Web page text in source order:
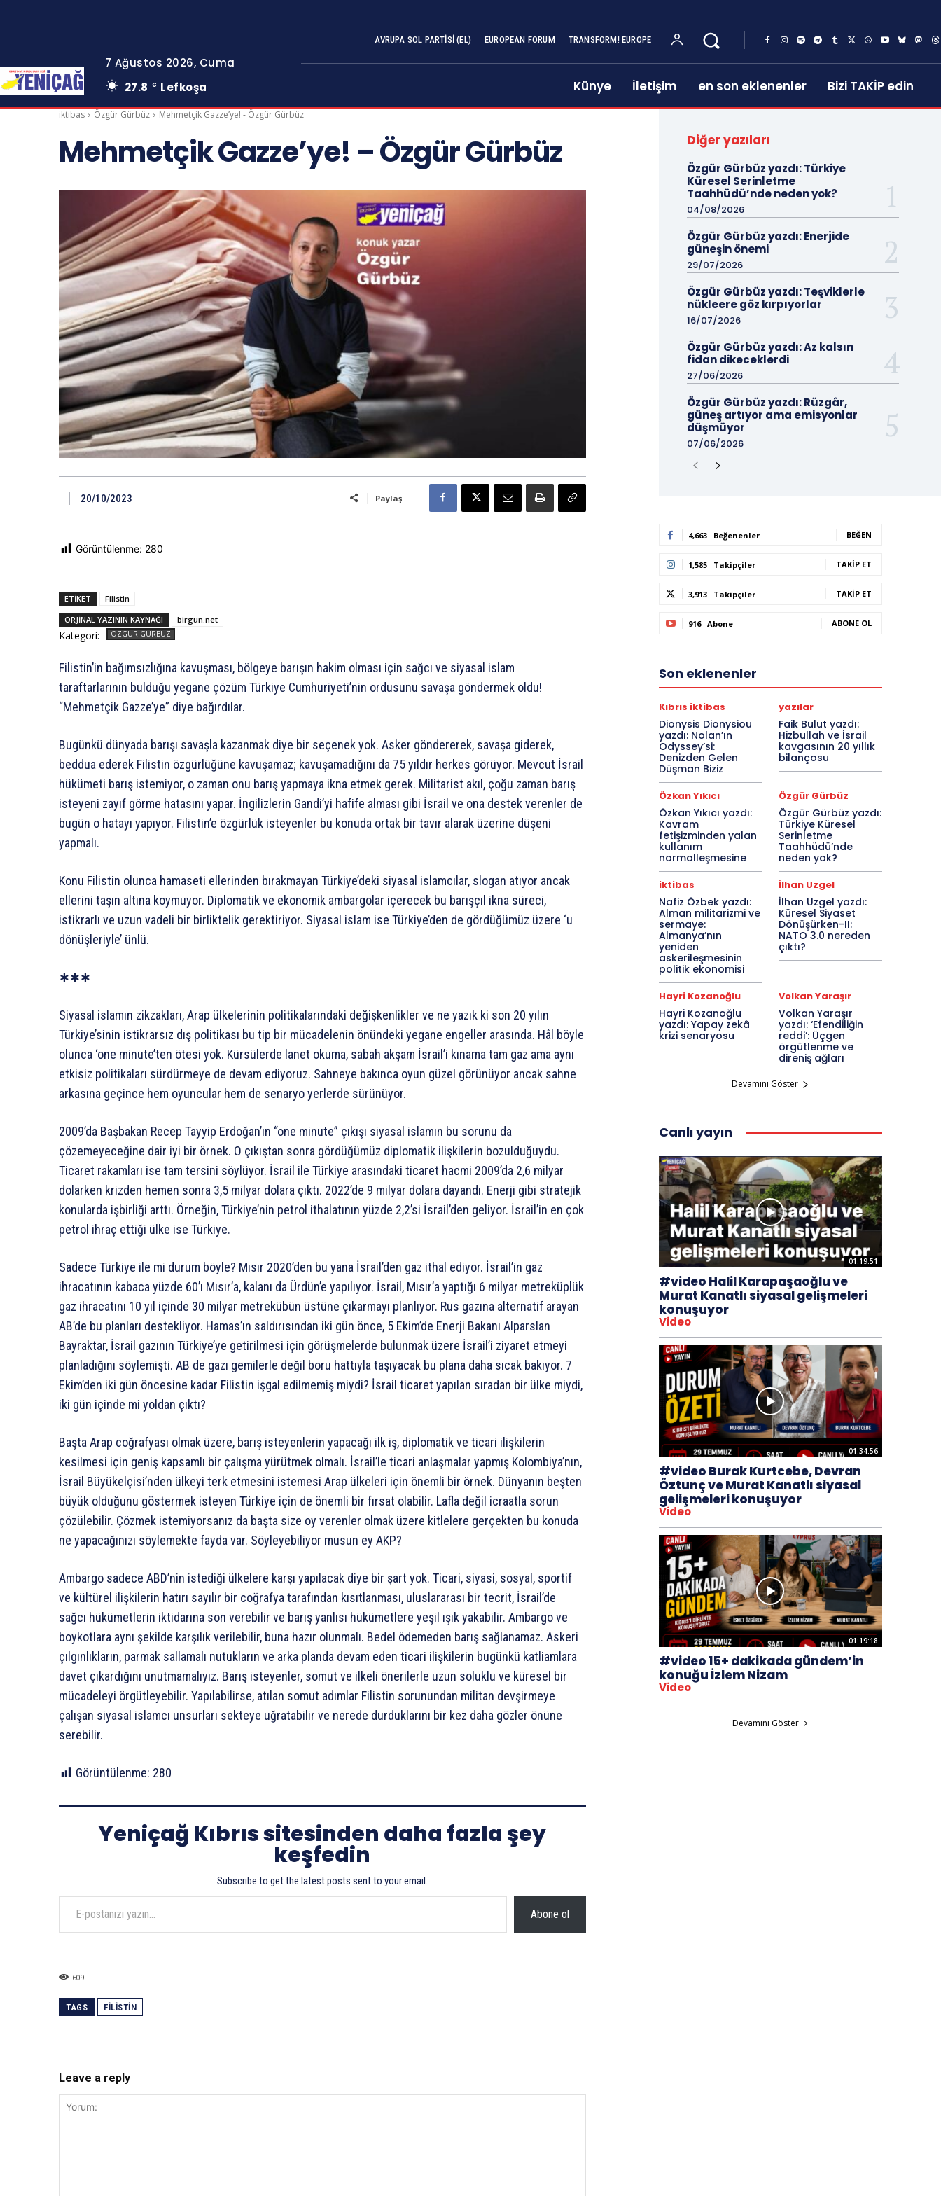
7 Ağustos 2026, Cuma
27.8
C Lefkoşa
AVRUPA SOL PARTISI (EL) EUROPEAN FORUM TRANSFORM! EUROPE
Künye İletişim en son eklenenler Bizi TAKİP edin
iktibas Özgür Gürbüz Mehmetçik Gazze’ye! - Özgür Gürbüz
Mehmetçik Gazze’ye! – Özgür Gürbüz
20/10/2023 Paylaş
Görüntülenme: 280
ETIKET
Filistin
ORJINAL YAZININ KAYNAĞI
birgun.net
Kategori: ÖZGÜR GÜRBÜZ
Filistin’in bağımsızlığına kavuşması, bölgeye barışın hakim olması için sağcı ve siyasal islam
taraftarlarının bulduğu yegane çözüm Türkiye Cumhuriyeti’nin ordusunu savaşa göndermek oldu!
“Mehmetçik Gazze’ye” diye bağırdılar.
Bugünkü dünyada barışı savaşla kazanmak diye bir seçenek yok. Asker göndererek, savaşa giderek,
beddua ederek Filistin özgürlüğüne kavuşamaz; kavuşamadığını da 75 yıldır herkes görüyor. Mevcut İsrail
hükümeti barış istemiyor, o zaman onu barış yapmaya ikna etmek gerek. Militarist akıl, çoğu zaman barış
isteyeni zayıf görme hatasını yapar. İngilizlerin Gandi’yi hafife alması gibi İsrail ve ona destek verenler de
bugün o hatayı yapıyor. Filistin’e özgürlük isteyenler bu konuda ortak bir tavır alarak üzerine düşeni
yapmalı.
Konu Filistin olunca hamaseti ellerinden bırakmayan Türkiye’deki siyasal islamcılar, slogan atıyor ancak
ellerini taşın altına koymuyor. Diplomatik ve ekonomik ambargolar içerecek bu barışçıl ikna süreci,
istikrarlı ve uzun vadeli bir birliktelik gerektiriyor. Siyasal islam ise Türkiye’den de gördüğümüz üzere ‘u
dönüşleriyle’ ünlü.
∗∗∗
Siyasal islamın zikzakları, Arap ülkelerinin politikalarındaki değişkenlikler ve ne yazık ki son 20 yılın
Türkiye’sinin istikrarsız dış politikası bu tip bir mücadelenin önündeki yegane engeller arasında. Hâl böyle
olunca ‘one minute’ten ötesi yok. Kürsülerde lanet okuma, sabah akşam İsrail’i kınama tam gaz ama aynı
etkisiz politikaları sürdürmeye de devam ediyoruz. Sahneye bakınca oyun güzel görünüyor ancak sahne
arkasına geçince hem oyuncular hem de senaryo yerlerde sürünüyor.
2009’da Başbakan Recep Tayyip Erdoğan’ın “one minute” çıkışı siyasal islamın bu sorunu da
çözemeyeceğine dair iyi bir örnek. O çıkıştan sonra gördüğümüz diplomatik ilişkilerin bozulduğuydu.
Ticaret rakamları ise tam tersini söylüyor. İsrail ile Türkiye arasındaki ticaret hacmi 2009’da 2,6 milyar
dolarken krizden hemen sonra 3,5 milyar dolara çıktı. 2022’de 9 milyar dolara dayandı. Enerji gibi stratejik
konularda işbirliği arttı. Örneğin, Türkiye’nin petrol ithalatının yüzde 2,2’si İsrail’den geliyor. İsrail’in en çok
petrol ihraç ettiği ülke ise Türkiye.
Sadece Türkiye ile mi durum böyle? Mısır 2020’den bu yana İsrail’den gaz ithal ediyor. İsrail’in gaz
ihracatının kabaca yüzde 60’ı Mısır’a, kalanı da Ürdün’e yapılıyor. İsrail, Mısır’a yaptığı 6 milyar metreküplük
gaz ihracatını 10 yıl içinde 30 milyar metrekübün üstüne çıkarmayı planlıyor. Rus gazına alternatif arayan
AB’de bu planları destekliyor. Hamas’ın saldırısından iki gün önce, 5 Ekim’de Enerji Bakanı Alparslan
Bayraktar, İsrail gazının Türkiye’ye getirilmesi için görüşmelerde bulunmak üzere İsrail’i ziyaret etmeyi
planladığını söylemişti. AB de gazı gemilerle değil boru hattıyla taşıyacak bu plana daha sıcak bakıyor. 7
Ekim’den iki gün öncesine kadar Filistin işgal edilmemiş miydi? İsrail ticaret yapılan sıradan bir ülke miydi,
iki gün içinde mi yoldan çıktı?
Başta Arap coğrafyası olmak üzere, barış isteyenlerin yapacağı ilk iş, diplomatik ve ticari ilişkilerin
kesilmesi için geniş kapsamlı bir çalışma yürütmek olmalı. İsrail’le ticari anlaşmalar yapmış Kolombiya’nın,
İsrail Büyükelçisi’nden ülkeyi terk etmesini istemesi Arap ülkeleri için önemli bir örnek. Dünyanın beşten
büyük olduğunu göstermek isteyen Türkiye için de önemli bir fırsat olabilir. Lafla değil icraatla sorun
çözülebilir. Çözmek istemiyorsanız da başta size oy verenler olmak üzere kitlelere gerçekten bu konuda
ne yapacağınızı söylemekte fayda var. Söyleyebiliyor musun ey AKP?
Ambargo sadece ABD’nin istediği ülkelere karşı yapılacak diye bir şart yok. Ticari, siyasi, sosyal, sportif
ve kültürel ilişkilerin hatırı sayılır bir coğrafya tarafından kısıtlanması, uluslararası bir tecrit, İsrail’de
sağcı hükümetlerin iktidarına son verebilir ve barış yanlısı hükümetlere yeşil ışık yakabilir. Ambargo ve
boykotlara aynı şekilde karşılık verilebilir, buna hazır olunmalı. Bedel ödemeden barış sağlanamaz. Askeri
çılgınlıkların, parmak sallamalı nutukların ve arka planda devam eden ticari ilişkilerin bugünkü katliamlara
davet çıkardığını unutmamalıyız. Barış isteyenler, somut ve ilkeli önerilerle uzun soluklu ve küresel bir
mücadeleyi örgütleyebilir. Yapılabilirse, atılan somut adımlar Filistin sorunundan militan devşirmeye
çalışan siyasal islamcı unsurları sekteye uğratabilir ve nerede durduklarını bir kez daha gözler önüne
serebilir.
Görüntülenme: 280
Yeniçağ Kıbrıs sitesinden daha fazla şey
keşfedin
Subscribe to get the latest posts sent to your email.
E-postanızı yazın…
Abone ol
609
TAGS FILISTIN
Leave a reply
Diğer yazıları
Özgür Gürbüz yazdı: Türkiye
Küresel Serinletme
Taahhüdü’nde neden yok?
04/08/2026
Özgür Gürbüz yazdı: Enerjide
güneşin önemi
29/07/2026
Özgür Gürbüz yazdı: Teşviklerle
nükleere göz kırpıyorlar
16/07/2026
Özgür Gürbüz yazdı: Az kalsın
fidan dikeceklerdi
27/06/2026
Özgür Gürbüz yazdı: Rüzgâr,
güneş artıyor ama emisyonlar
düşmüyor
07/06/2026
4,663 Beğenenler BEĞEN
1,585 Takipçiler TAKIP ET
3,913 Takipçiler TAKIP ET
916 Abone ABONE OL
Son eklenenler
Kıbrıs iktibas
Dionysis Dionysiou
yazdı: Nolan’ın
Odyssey’si:
Denizden Gelen
Düşman Biziz
yazılar
Faik Bulut yazdı:
Hizbullah ve İsrail
kavgasının 20 yıllık
bilançosu
Özkan Yıkıcı
Özkan Yıkıcı yazdı:
Kavram
fetişizminden yalan
kullanım
normalleşmesine
Özgür Gürbüz
Özgür Gürbüz yazdı:
Türkiye Küresel
Serinletme
Taahhüdü’nde
neden yok?
iktibas
Nafiz Özbek yazdı:
Alman militarizmi ve
sermaye:
Almanya’nın
yeniden
askerileşmesinin
politik ekonomisi
İlhan Uzgel
İlhan Uzgel yazdı:
Küresel Siyaset
Dönüşürken-II:
NATO 3.0 nereden
çıktı?
Hayri Kozanoğlu
Hayri Kozanoğlu
yazdı: Yapay zekâ
krizi senaryosu
Volkan Yaraşır
Volkan Yaraşır
yazdı: ‘Efendiliğin
reddi’: Üçgen
örgütlenme ve
direniş ağları
Devamını Göster
Canlı yayın
01:19:51
#video Halil Karapaşaoğlu ve
Murat Kanatlı siyasal gelişmeleri
konuşuyor
Video
01:34:56
#video Burak Kurtcebe, Devran
Öztunç ve Murat Kanatlı siyasal
gelişmeleri konuşuyor
Video
01:19:18
#video 15+ dakikada gündem’in
konuğu İzlem Nizam
Video
Devamını Göster